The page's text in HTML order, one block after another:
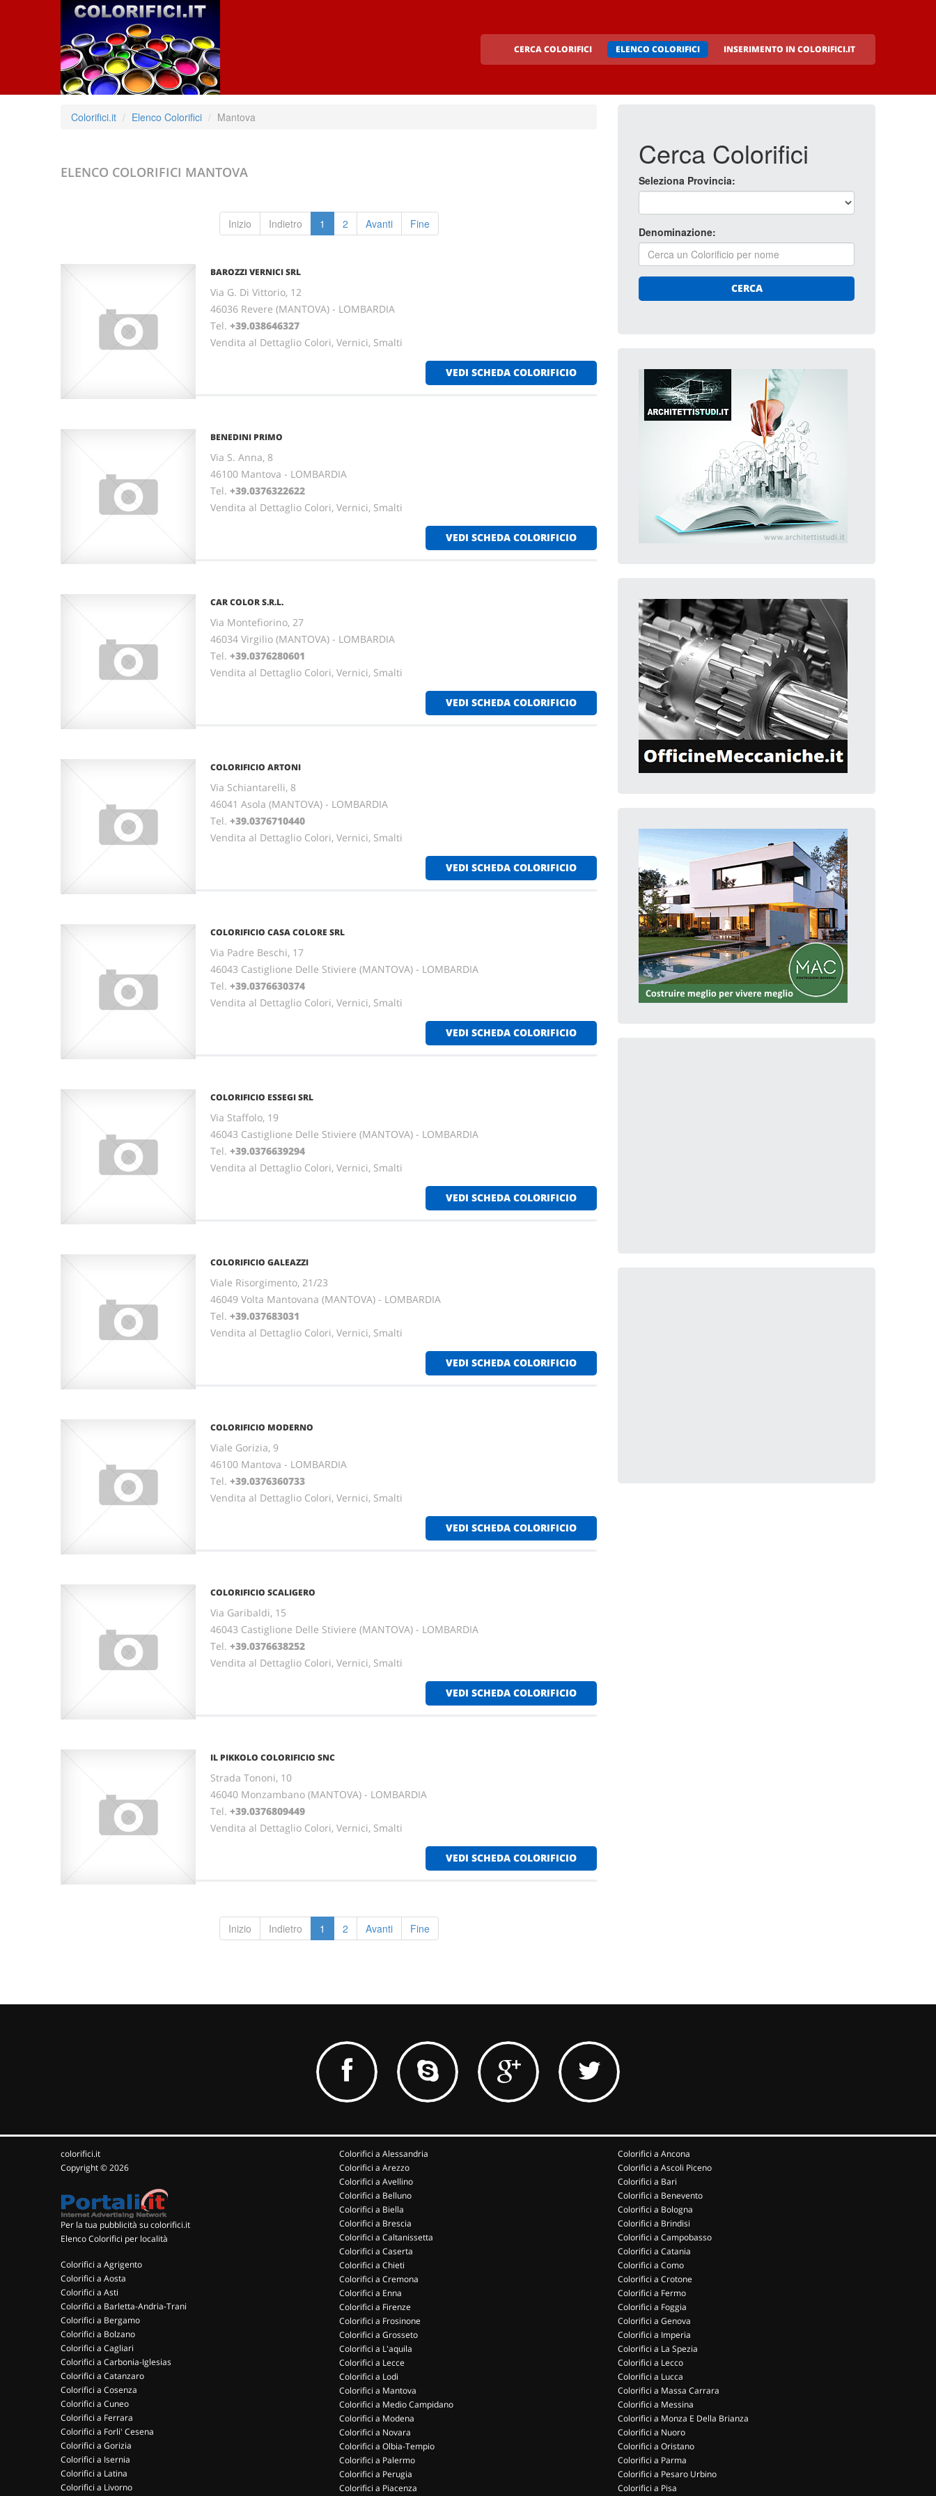
CERCA COLORIFICI ELENCO COLORIFICI INSERIMENTO IN COLORIFICI.IT
Colorifici.it Elenco Colorifici Mantova
ELENCO COLORIFICI MANTOVA
Inizio Indietro 1 2 Avanti Fine
BAROZZI VERNICI SRL
Via G. Di Vittorio, 12
46036 Revere (MANTOVA) - LOMBARDIA
Tel. +39.038646327
Vendita al Dettaglio Colori, Vernici, Smalti
VEDI SCHEDA COLORIFICIO
BENEDINI PRIMO
Via S. Anna, 8
46100 Mantova - LOMBARDIA
Tel. +39.0376322622
Vendita al Dettaglio Colori, Vernici, Smalti
VEDI SCHEDA COLORIFICIO
CAR COLOR S.R.L.
Via Montefiorino, 27
46034 Virgilio (MANTOVA) - LOMBARDIA
Tel. +39.0376280601
Vendita al Dettaglio Colori, Vernici, Smalti
VEDI SCHEDA COLORIFICIO
COLORIFICIO ARTONI
Via Schiantarelli, 8
46041 Asola (MANTOVA) - LOMBARDIA
Tel. +39.0376710440
Vendita al Dettaglio Colori, Vernici, Smalti
VEDI SCHEDA COLORIFICIO
COLORIFICIO CASA COLORE SRL
Via Padre Beschi, 17
46043 Castiglione Delle Stiviere (MANTOVA) - LOMBARDIA
Tel. +39.0376630374
Vendita al Dettaglio Colori, Vernici, Smalti
VEDI SCHEDA COLORIFICIO
COLORIFICIO ESSEGI SRL
Via Staffolo, 19
46043 Castiglione Delle Stiviere (MANTOVA) - LOMBARDIA
Tel. +39.0376639294
Vendita al Dettaglio Colori, Vernici, Smalti
VEDI SCHEDA COLORIFICIO
COLORIFICIO GALEAZZI
Viale Risorgimento, 21/23
46049 Volta Mantovana (MANTOVA) - LOMBARDIA
Tel. +39.037683031
Vendita al Dettaglio Colori, Vernici, Smalti
VEDI SCHEDA COLORIFICIO
COLORIFICIO MODERNO
Viale Gorizia, 9
46100 Mantova - LOMBARDIA
Tel. +39.0376360733
Vendita al Dettaglio Colori, Vernici, Smalti
VEDI SCHEDA COLORIFICIO
COLORIFICIO SCALIGERO
Via Garibaldi, 15
46043 Castiglione Delle Stiviere (MANTOVA) - LOMBARDIA
Tel. +39.0376638252
Vendita al Dettaglio Colori, Vernici, Smalti
VEDI SCHEDA COLORIFICIO
IL PIKKOLO COLORIFICIO SNC
Strada Tononi, 10
46040 Monzambano (MANTOVA) - LOMBARDIA
Tel. +39.0376809449
Vendita al Dettaglio Colori, Vernici, Smalti
VEDI SCHEDA COLORIFICIO
Inizio Indietro 1 2 Avanti Fine
Cerca Colorifici
Seleziona Provincia:
Denominazione:
CERCA
colorifici.it
Copyright © 2026
Per la tua pubblicità su colorifici.it
Elenco Colorifici per località
Colorifici a Agrigento
Colorifici a Aosta
Colorifici a Asti
Colorifici a Barletta-Andria-Trani
Colorifici a Bergamo
Colorifici a Bolzano
Colorifici a Cagliari
Colorifici a Carbonia-Iglesias
Colorifici a Catanzaro
Colorifici a Cosenza
Colorifici a Cuneo
Colorifici a Ferrara
Colorifici a Forli' Cesena
Colorifici a Gorizia
Colorifici a Isernia
Colorifici a Latina
Colorifici a Livorno
Colorifici a Alessandria
Colorifici a Arezzo
Colorifici a Avellino
Colorifici a Belluno
Colorifici a Biella
Colorifici a Brescia
Colorifici a Caltanissetta
Colorifici a Caserta
Colorifici a Chieti
Colorifici a Cremona
Colorifici a Enna
Colorifici a Firenze
Colorifici a Frosinone
Colorifici a Grosseto
Colorifici a L'aquila
Colorifici a Lecce
Colorifici a Lodi
Colorifici a Mantova
Colorifici a Medio Campidano
Colorifici a Modena
Colorifici a Novara
Colorifici a Olbia-Tempio
Colorifici a Palermo
Colorifici a Perugia
Colorifici a Piacenza
Colorifici a Ancona
Colorifici a Ascoli Piceno
Colorifici a Bari
Colorifici a Benevento
Colorifici a Bologna
Colorifici a Brindisi
Colorifici a Campobasso
Colorifici a Catania
Colorifici a Como
Colorifici a Crotone
Colorifici a Fermo
Colorifici a Foggia
Colorifici a Genova
Colorifici a Imperia
Colorifici a La Spezia
Colorifici a Lecco
Colorifici a Lucca
Colorifici a Massa Carrara
Colorifici a Messina
Colorifici a Monza E Della Brianza
Colorifici a Nuoro
Colorifici a Oristano
Colorifici a Parma
Colorifici a Pesaro Urbino
Colorifici a Pisa